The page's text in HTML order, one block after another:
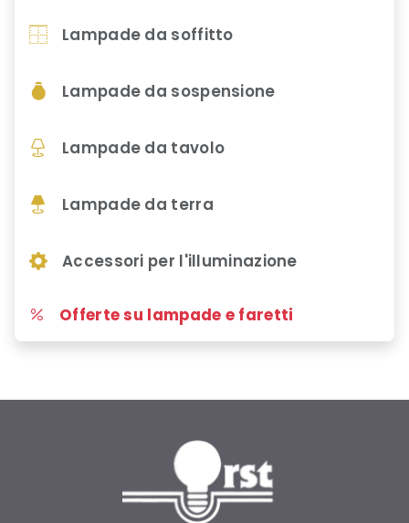
Lampade da soffitto
Lampade da sospensione
Lampade da tavolo
Lampade da terra
Accessori per l'illuminazione
Offerte su lampade e faretti